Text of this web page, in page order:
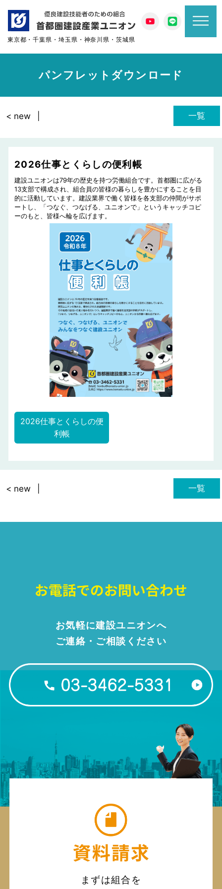
東京都・千葉県・埼玉県・神奈川県・茨城県
パンフレットダウンロード
一覧
< new
2026仕事とくらしの便利帳
建設ユニオンは79年の歴史を持つ労働組合です。首都圏に広がる
13支部で構成され、組合員の皆様の暮らしを豊かにすることを目
的に活動しています。建設業界で働く皆様を各支部の仲間がサポ
ートし、「つなぐ、つなげる、ユニオンで」というキャッチコピ
ーのもと、皆様へ輪を広げます。
2026仕事とくらしの便
利帳
一覧
< new
お気軽に建設ユニオンへ
ご連絡・ご相談ください
まずは組合を